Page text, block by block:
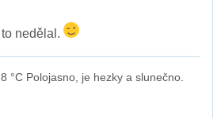
nedělal.
°C Polojasno, je hezky a slunečno.